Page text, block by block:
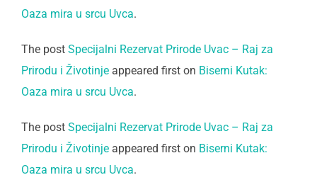
Oaza mira u srcu Uvca.
The post Specijalni Rezervat Prirode Uvac – Raj za
Prirodu i Životinje appeared first on Biserni Kutak:
Oaza mira u srcu Uvca.
The post Specijalni Rezervat Prirode Uvac – Raj za
Prirodu i Životinje appeared first on Biserni Kutak:
Oaza mira u srcu Uvca.